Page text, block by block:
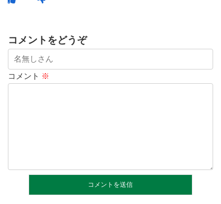
コメントをどうぞ
コメント ※